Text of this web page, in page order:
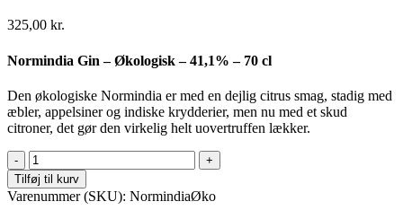
325,00 kr.
Normindia Gin – Økologisk – 41,1% – 70 cl
Den økologiske Normindia er med en dejlig citrus smag, stadig med
æbler, appelsiner og indiske krydderier, men nu med et skud
citroner, det gør den virkelig helt uovertruffen lækker.
Normindia
Gin
-
Økologisk
Tilføj til kurv
Varenummer (SKU): NormindiaØko